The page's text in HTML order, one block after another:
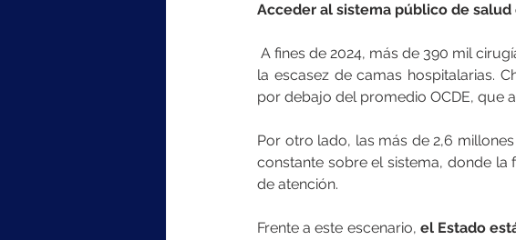
Acceder al sistema público de
A fines de 2024, más de 390 mil
la escasez de camas hospitalarias.
por debajo del promedio OCDE, que
Por otro lado, las más de 2,6
constante sobre el sistema, donde
de atención.
Frente a este escenario, el Estado